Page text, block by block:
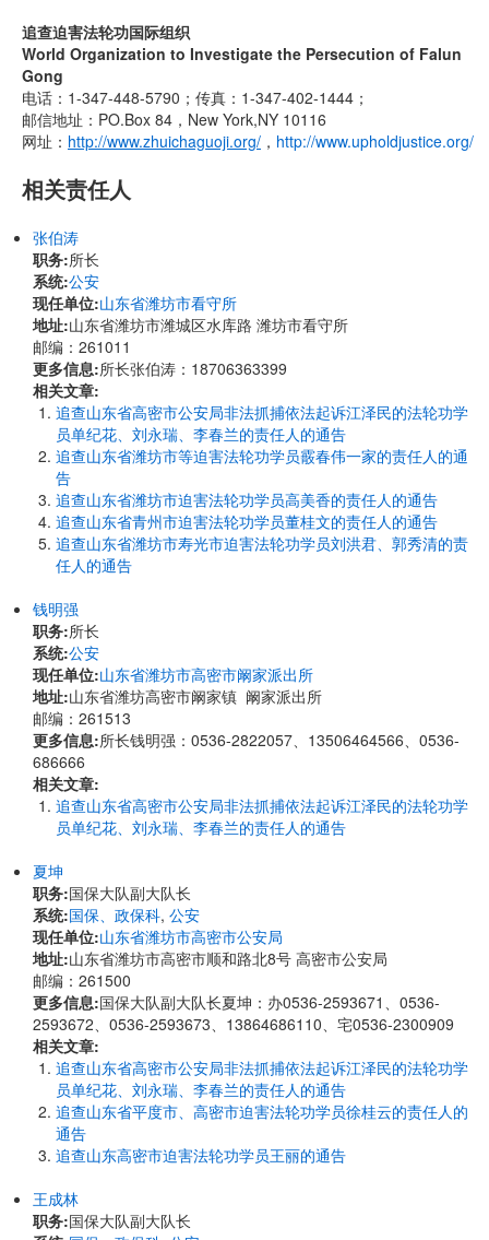
追查迫害法轮功国际组织
World Organization to Investigate the Persecution of Falun
Gong
电话：1-347-448-5790；传真：1-347-402-1444；
邮信地址：PO.Box 84，New York,NY 10116
网址： http://www.zhuichaguoji.org/ ， http://www.upholdjustice.org/
相关责任人
张伯涛
职务:所长
系统:公安
现任单位:山东省潍坊市看守所
地址:山东省潍坊市潍城区水库路 潍坊市看守所
邮编：261011
更多信息:所长张伯涛：18706363399
相关文章:
追查山东省高密市公安局非法抓捕依法起诉江泽民的法轮功学
员单纪花、刘永瑞、李春兰的责任人的通告
追查山东省潍坊市等迫害法轮功学员霰春伟一家的责任人的通
告
追查山东省潍坊市迫害法轮功学员高美香的责任人的通告
追查山东省青州市迫害法轮功学员董桂文的责任人的通告
追查山东省潍坊市寿光市迫害法轮功学员刘洪君、郭秀清的责
任人的通告
钱明强
职务:所长
系统:公安
现任单位:山东省潍坊市高密市阚家派出所
地址:山东省潍坊高密市阚家镇 阚家派出所
邮编：261513
更多信息:所长钱明强：0536-2822057、13506464566、0536-
686666
相关文章:
追查山东省高密市公安局非法抓捕依法起诉江泽民的法轮功学
员单纪花、刘永瑞、李春兰的责任人的通告
夏坤
职务:国保大队副大队长
系统:国保、政保科, 公安
现任单位:山东省潍坊市高密市公安局
地址:山东省潍坊市高密市顺和路北8号 高密市公安局
邮编：261500
更多信息:国保大队副大队长夏坤：办0536-2593671、0536-
2593672、0536-2593673、13864686110、宅0536-2300909
相关文章:
追查山东省高密市公安局非法抓捕依法起诉江泽民的法轮功学
员单纪花、刘永瑞、李春兰的责任人的通告
追查山东省平度市、高密市迫害法轮功学员徐桂云的责任人的
通告
追查山东高密市迫害法轮功学员王丽的通告
王成林
职务:国保大队副大队长